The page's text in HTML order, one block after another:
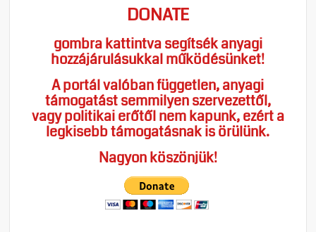
DONATE
gombra kattintva segítsék anyagi
hozzájárulásukkal működésünket!
A portál valóban független, anyagi
támogatást semmilyen szervezettől,
vagy politikai erőtől nem kapunk, ezért a
legkisebb támogatásnak is örülünk.
Nagyon köszönjük!